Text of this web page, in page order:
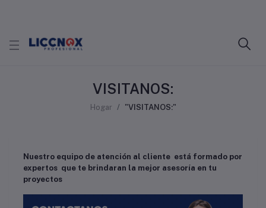
VISITANOS:
Hogar "VISITANOS:"
Nuestro equipo de atención al cliente está formado por
expertos que te brindaran la mejor asesoría en tu
proyectos